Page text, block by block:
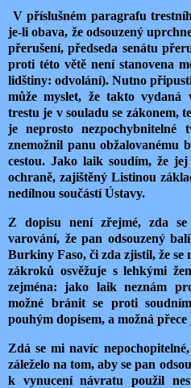
V příslušném paragrafu
je-li obava, že odsouzený
přerušení, předseda senátu
proti této větě není stanovena
lidštiny: odvolání). Nutno
může myslet, že takto
trestu je v souladu se zákonem,
je neprosto nezpochybnitelné
znemožnil panu obžalovanému
cestou. Jako laik soudím, že
ochraně, zajištěný Listinou
nedílnou součástí Ústavy.
Z dopisu není zřejmé, zda
varování, že pan odsouzený
Burkiny Faso, či zda zjistil, že se
zákroků osvěžuje s lehkými
zejména: jako laik neznám
možné bránit se proti
pouhým dopisem, a možná
Zdá se mi navíc
záleželo na tom, aby se pan
k vynucení návratu použil